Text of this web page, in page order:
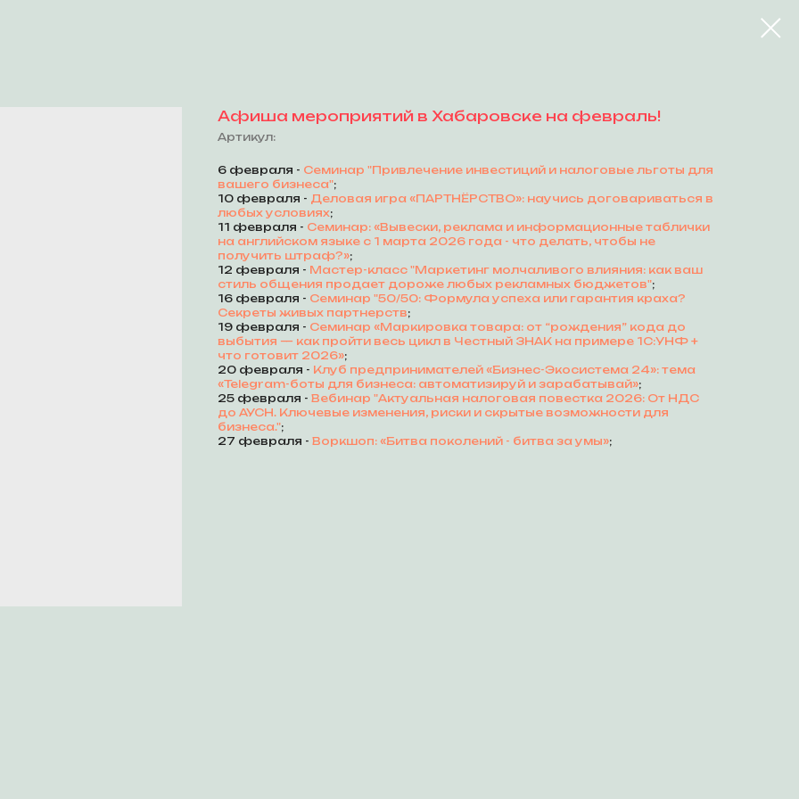
Афиша мероприятий в Хабаровске на февраль!
Артикул:
6 февраля - Семинар "Привлечение инвестиций и налоговые льготы для
вашего бизнеса";
10 февраля - Деловая игра «ПАРТНЁРСТВО»: научись договариваться в
любых условиях;
11 февраля - Семинар: «Вывески, реклама и информационные таблички
на английском языке с 1 марта 2026 года - что делать, чтобы не
получить штраф?»;
12 февраля - Мастер-класс "Маркетинг молчаливого влияния: как ваш
стиль общения продает дороже любых рекламных бюджетов";
16 февраля - Семинар "50/50: Формула успеха или гарантия краха?
Секреты живых партнерств;
19 февраля - Семинар «Маркировка товара: от “рождения” кода до
выбытия — как пройти весь цикл в Честный ЗНАК на примере 1С:УНФ +
что готовит 2026»;
20 февраля - Клуб предпринимателей «Бизнес-Экосистема 24»: тема
«Telegram-боты для бизнеса: автоматизируй и зарабатывай»;
25 февраля - Вебинар "Актуальная налоговая повестка 2026: От НДС
до АУСН. Ключевые изменения, риски и скрытые возможности для
бизнеса.";
27 февраля - Воркшоп: «Битва поколений - битва за умы»;